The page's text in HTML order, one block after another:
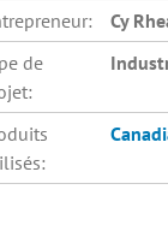
Cy
de